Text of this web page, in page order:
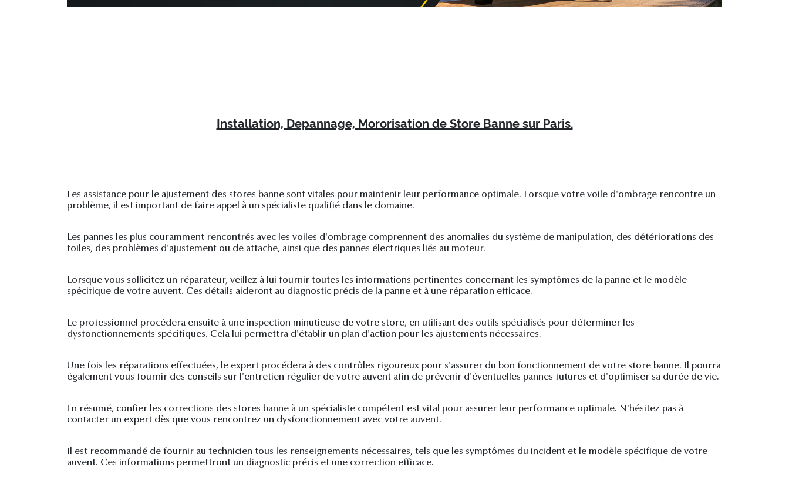
Installation, Depannage, Mororisation de Store Banne sur Paris.
Les assistance pour le ajustement des stores banne sont vitales pour maintenir leur performance optimale. Lorsque votre voile d'ombrage rencontre un
problème, il est important de faire appel à un spécialiste qualifié dans le domaine.
Les pannes les plus couramment rencontrés avec les voiles d'ombrage comprennent des anomalies du système de manipulation, des détériorations des
toiles, des problèmes d'ajustement ou de attache, ainsi que des pannes électriques liés au moteur.
Lorsque vous sollicitez un réparateur, veillez à lui fournir toutes les informations pertinentes concernant les symptômes de la panne et le modèle
spécifique de votre auvent. Ces détails aideront au diagnostic précis de la panne et à une réparation efficace.
Le professionnel procédera ensuite à une inspection minutieuse de votre store, en utilisant des outils spécialisés pour déterminer les
dysfonctionnements spécifiques. Cela lui permettra d'établir un plan d'action pour les ajustements nécessaires.
Une fois les réparations effectuées, le expert procédera à des contrôles rigoureux pour s'assurer du bon fonctionnement de votre store banne. Il pourra
également vous fournir des conseils sur l'entretien régulier de votre auvent afin de prévenir d'éventuelles pannes futures et d'optimiser sa durée de vie.
En résumé, confier les corrections des stores banne à un spécialiste compétent est vital pour assurer leur performance optimale. N'hésitez pas à
contacter un expert dès que vous rencontrez un dysfonctionnement avec votre auvent.
Il est recommandé de fournir au technicien tous les renseignements nécessaires, tels que les symptômes du incident et le modèle spécifique de votre
auvent. Ces informations permettront un diagnostic précis et une correction efficace.